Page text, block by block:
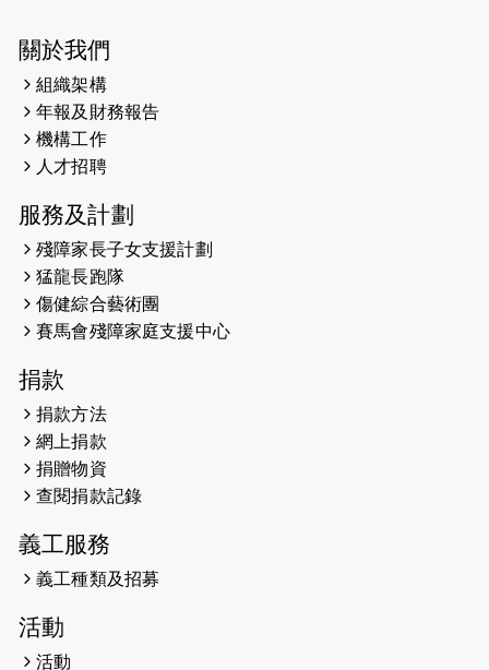
2024-01-01
2023-11-28
2023-09-30
共融理念 港聞 2023.09.30 金金
2023-06-28
2023-06-15
RTHK 香港電台-凝聚香港：第二百五
2023-06-07
2023-06-01
2023-05-29
2023-05-29
關於我們
組織架構
年報及財務報告
機構工作
人才招聘
服務及計劃
殘障家長子女支援計劃
猛龍長跑隊
傷健綜合藝術團
賽馬會殘障家庭支援中心
捐款
捐款方法
網上捐款
捐贈物資
查閱捐款記錄
義工服務
義工種類及招募
活動
活動